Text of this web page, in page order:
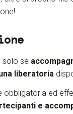
solo se
liberatoria
obbligatoria ed
e